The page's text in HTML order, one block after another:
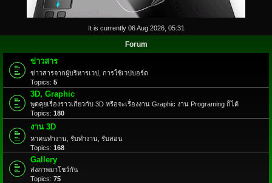
h
It is currently 06 Aug 2026, 05:31
Forum
ข่าวสาร
ข่าวสารจากผู้บริหารเวป, การใช้เวปบอร์ด
Topics: 5
3D, Graphic
พูดคุยเรื่องราวเกี่ยวกับ 3D หรือจะเรื่องงาน Graphic งาน Programing ก็ได้
Topics: 180
งาน 3D
หาคนทำงาน, รับทำงาน, รับสอน
Topics: 168
Gallery
ส่งภาพมาโชว์กัน
Topics: 75